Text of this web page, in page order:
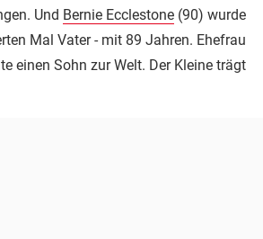
Und Bernie Ecclestone (90) wurde
Mal Vater - mit 89 Jahren. Ehefrau
einen Sohn zur Welt. Der Kleine trägt